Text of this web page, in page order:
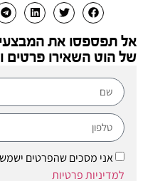
אל תפספסו את המבצעים
של הוט השאירו פרטים
אני מסכים שהפרטים ישמשו
למדיניות פרטיות